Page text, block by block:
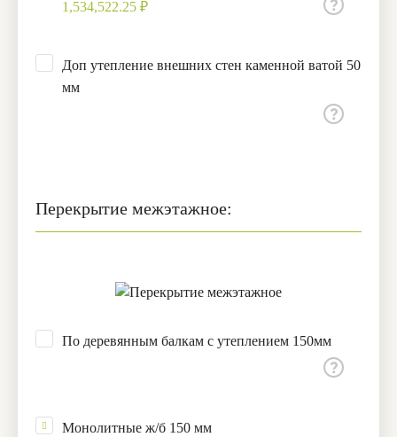
1,534,522.25 ₽
Доп утепление внешних стен каменной ватой 50
мм
Перекрытие межэтажное:
По деревянным балкам с утеплением 150мм
Монолитные ж/б 150 мм